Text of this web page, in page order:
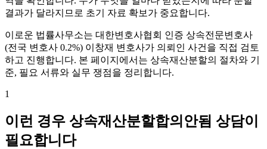
결과가 달라지므로 초기 자료 확보가 중요합니다.
이로운 법률사무소는 대한변호사협회 인증 상속전문변호사
(전국 변호사 0.2%) 이창재 변호사가 의뢰인 사건을 직접 검토
하고 진행합니다. 본 페이지에서는 상속재산분할의 절차와 기
준, 필요 서류와 실무 쟁점을 정리합니다.
1
이런 경우 상속재산분할합의안됨 상담이
필요합니다